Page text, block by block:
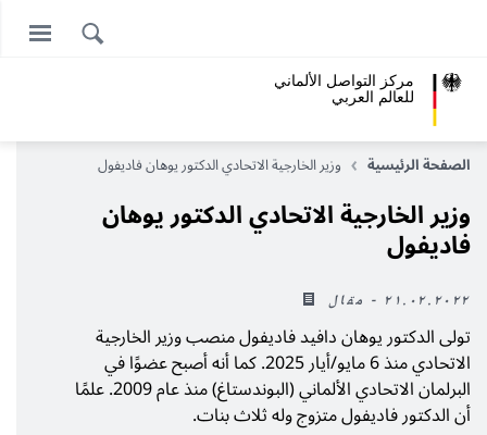
مركز التواصل الألماني
للعالم العربي
الصفحة الرئيسية وزير الخارجية الاتحادي الدكتوريوهان فاديفول
وزير الخارجية الاتحادي الدكتوريوهان
فاديفول
٢١.٠٢.٢٠٢٢ - مقال
تولى الدكتوريوهان دافيد فاديفولمنصب وزير الخارجية
الاتحادي منذ 6 مايو/أيار 2025. كما أنه أصبح عضوًا في
البرلمان الاتحادي الألماني (البوندستاغ) منذ عام 2009. علمًا
أن الدكتور فاديفول متزوج وله ثلاث بنات.